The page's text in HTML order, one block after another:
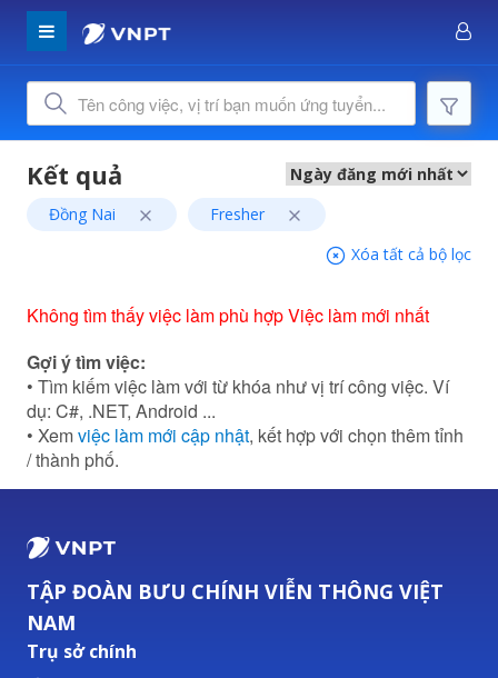
Đồng Nai
Fresher
Xóa tất cả bộ lọc
Không tìm thấy việc làm phù hợp Việc làm mới nhất
Gợi ý tìm việc:
• Tìm kiếm việc làm với từ khóa như vị trí công việc. Ví
dụ: C#, .NET, Android ...
• Xemviệc làm mới cập nhật, kết hợp với chọn thêm tỉnh
/ thành phố.
TẬP ĐOÀN BƯU CHÍNH VIỄN THÔNG VIỆT
NAM
Trụ sở chính